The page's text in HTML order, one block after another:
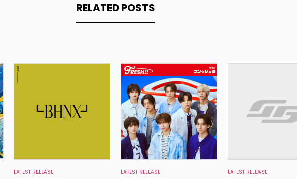
RELATED POSTS
LATEST RELEASE LATEST RELEASE LATEST RELEASE